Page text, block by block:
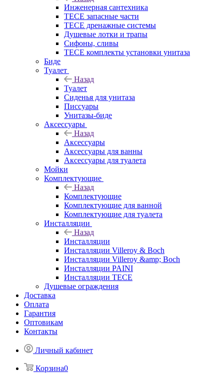
Инженерная сантехника
TECE запасные части
TECE дренажные системы
Душевые лотки и трапы
Сифоны, сливы
TECE комплекты установки унитаза
Биде
Туалет
Назад
Туалет
Сиденья для унитаза
Писсуары
Унитазы-биде
Аксессуары
Назад
Аксессуары
Аксессуары для ванны
Аксессуары для туалета
Мойки
Комплектующие
Назад
Комплектующие
Комплектующие для ванной
Комплектующие для туалета
Инсталляции
Назад
Инсталляции
Инсталляции Villeroy & Boch
Инсталляции Villeroy &amp; Boch
Инсталляции PAINI
Инсталляции TECE
Душевые ограждения
Доставка
Оплата
Гарантия
Оптовикам
Контакты
Личный кабинет
Корзина0